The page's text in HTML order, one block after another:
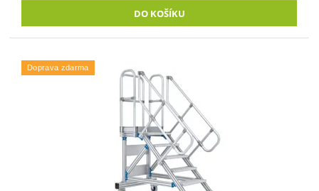
Doprava zdarma